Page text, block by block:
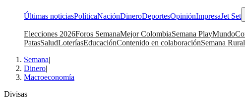
Últimas noticiasPolíticaNaciónDineroDeportesOpiniónImpresaJet Set
Elecciones 2026Foros SemanaMejor ColombiaSemana PlayMundo
PatasSaludLoteríasEducaciónContenido en colaboraciónSemana Rural
Semana|
Dinero|
Macroeconomía
Divisas